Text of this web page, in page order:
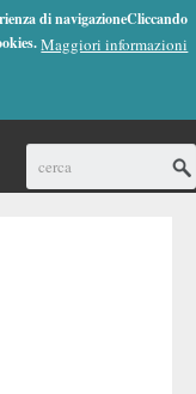
di navigazioneCliccando
Maggiori informazioni
(0)